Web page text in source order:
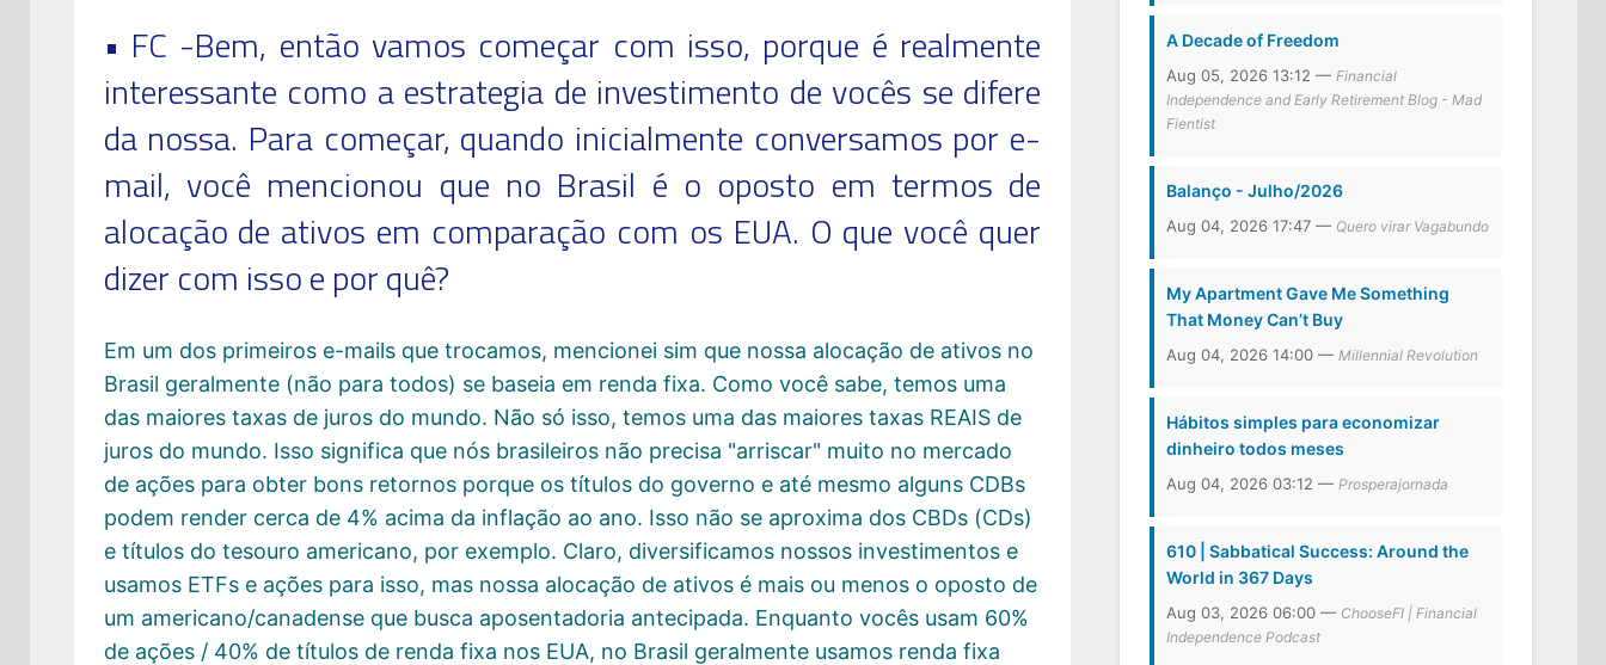
• FC -Bem, então vamos começar com isso, porque é realmente
interessante como a estrategia de investimento de vocês se difere
da nossa. Para começar, quando inicialmente conversamos por e-
mail, você mencionou que no Brasil é o oposto em termos de
alocação de ativos em comparação com os EUA. O que você quer
dizer com isso e por quê?
Em um dos primeiros e-mails que trocamos, mencionei sim que nossa alocação de ativos no
Brasil geralmente (não para todos) se baseia em renda fixa. Como você sabe, temos uma
das maiores taxas de juros do mundo. Não só isso, temos uma das maiores taxas REAIS de
juros do mundo. Isso significa que nós brasileiros não precisa "arriscar" muito no mercado
de ações para obter bons retornos porque os títulos do governo e até mesmo alguns CDBs
podem render cerca de 4% acima da inflação ao ano. Isso não se aproxima dos CBDs (CDs)
e títulos do tesouro americano, por exemplo. Claro, diversificamos nossos investimentos e
usamos ETFs e ações para isso, mas nossa alocação de ativos é mais ou menos o oposto de
um americano/canadense que busca aposentadoria antecipada. Enquanto vocês usam 60%
de ações / 40% de títulos de renda fixa nos EUA, no Brasil geralmente usamos renda fixa
A Decade of Freedom
Aug 05, 2026 13:12 —Financial
Independence and Early Retirement Blog - Mad
Fientist
Balanço - Julho/2026
Aug 04, 2026 17:47 — Quero virar Vagabundo
My Apartment Gave Me Something
That Money Can’t Buy
Aug 04, 2026 14:00 —Millennial Revolution
Hábitos simples para economizar
dinheiro todos meses
Aug 04, 2026 03:12 —Prosperajornada
610 | Sabbatical Success: Around the
World in 367 Days
Aug 03, 2026 06:00 — ChooseFI | Financial
Independence Podcast